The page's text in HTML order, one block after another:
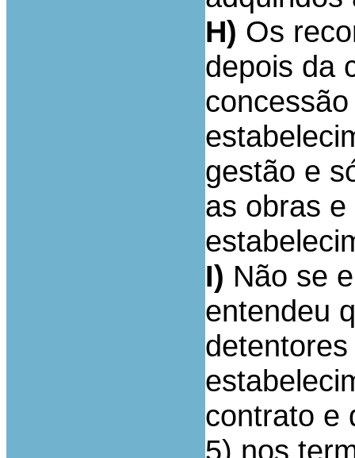
H) Os
depois da
gestão e
as obras
I) Não se
entendeu
contrato e
5) nos